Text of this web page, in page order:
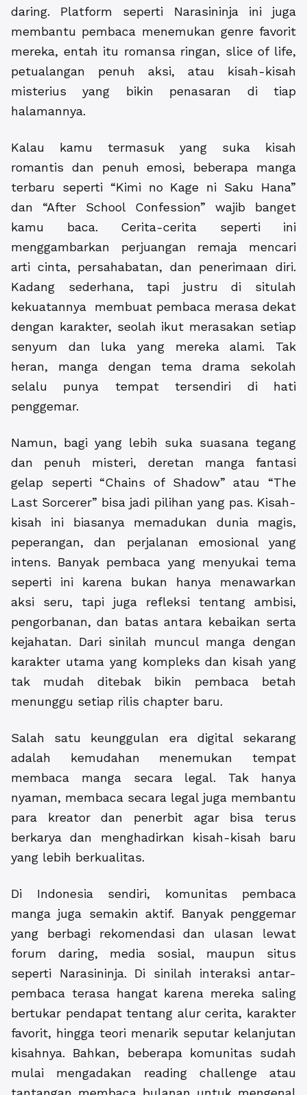
daring. Platform seperti Narasininja ini juga
membantu pembaca menemukan genre favorit
mereka, entah itu romansa ringan, slice of life,
petualangan penuh aksi, atau kisah-kisah
misterius yang bikin penasaran di tiap
halamannya.
Kalau kamu termasuk yang suka kisah
romantis dan penuh emosi, beberapa manga
terbaru seperti “Kimi no Kage ni Saku Hana”
dan “After School Confession” wajib banget
kamu baca. Cerita-cerita seperti ini
menggambarkan perjuangan remaja mencari
arti cinta, persahabatan, dan penerimaan diri.
Kadang sederhana, tapi justru di situlah
kekuatannya membuat pembaca merasa dekat
dengan karakter, seolah ikut merasakan setiap
senyum dan luka yang mereka alami. Tak
heran, manga dengan tema drama sekolah
selalu punya tempat tersendiri di hati
penggemar.
Namun, bagi yang lebih suka suasana tegang
dan penuh misteri, deretan manga fantasi
gelap seperti “Chains of Shadow” atau “The
Last Sorcerer” bisa jadi pilihan yang pas. Kisah-
kisah ini biasanya memadukan dunia magis,
peperangan, dan perjalanan emosional yang
intens. Banyak pembaca yang menyukai tema
seperti ini karena bukan hanya menawarkan
aksi seru, tapi juga refleksi tentang ambisi,
pengorbanan, dan batas antara kebaikan serta
kejahatan. Dari sinilah muncul manga dengan
karakter utama yang kompleks dan kisah yang
tak mudah ditebak bikin pembaca betah
menunggu setiap rilis chapter baru.
Salah satu keunggulan era digital sekarang
adalah kemudahan menemukan tempat
membaca manga secara legal. Tak hanya
nyaman, membaca secara legal juga membantu
para kreator dan penerbit agar bisa terus
berkarya dan menghadirkan kisah-kisah baru
yang lebih berkualitas.
Di Indonesia sendiri, komunitas pembaca
manga juga semakin aktif. Banyak penggemar
yang berbagi rekomendasi dan ulasan lewat
forum daring, media sosial, maupun situs
seperti Narasininja. Di sinilah interaksi antar-
pembaca terasa hangat karena mereka saling
bertukar pendapat tentang alur cerita, karakter
favorit, hingga teori menarik seputar kelanjutan
kisahnya. Bahkan, beberapa komunitas sudah
mulai mengadakan reading challenge atau